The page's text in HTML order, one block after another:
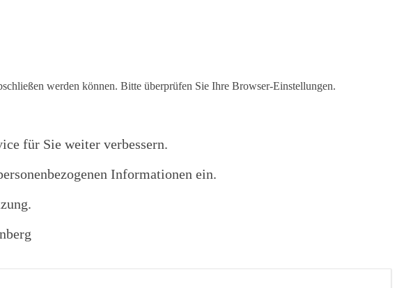
werden können. Bitte überprüfen Sie Ihre Browser-Einstellungen.
für Sie weiter verbessern.
Informationen ein.